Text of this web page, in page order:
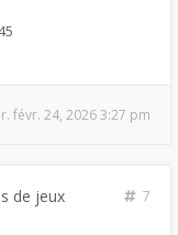
févr. 24, 2026 3:27 pm
de jeux
7